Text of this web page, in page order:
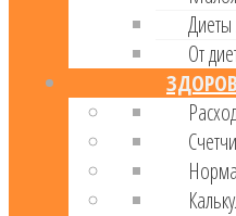
Диеты
От